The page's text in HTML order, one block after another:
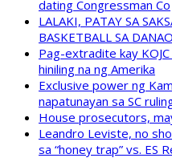
dating Congressman Co
LALAKI, PATAY SA
BASKETBALL SA
Pag-extradite kay
hiniling na ng Amerika
Exclusive power ng
napatunayan sa SC
House prosecutors,
Leandro Leviste, no
sa “honey trap” vs. ES